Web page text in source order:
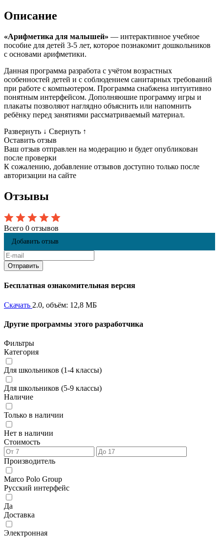
Описание
«Арифметика для малышей» — интерактивное учебное
пособие для детей 3-5 лет, которое познакомит дошкольников
с основами арифметики.
Данная программа разработа с учётом возрастных
особенностей детей и с соблюдением санитарных требований
при работе с компьютером. Программа снабжена интуитивно
понятным интерфейсом. Дополняюшие программу игры и
плакаты позволяют наглядно объяснить или напомнить
ребёнку перед занятиями рассматриваемый материал.
Развернуть ↓ Свернуть ↑
Оставить отзыв
Ваш отзыв отправлен на модерацию и будет опубликован
после проверки
К сожалению, добавление отзывов доступно только после
авторизации на сайте
Отзывы
Всего 0 отзывов
Добавить отзыв
Бесплатная ознакомительная версия
Скачать 2.0, объём: 12,8 МБ
Другие программы этого разработчика
Фильтры
Категория
Для школьников (1-4 классы)
Для школьников (5-9 классы)
Наличие
Только в наличии
Нет в наличии
Стоимость
Производитель
Marco Polo Group
Русский интерфейс
Да
Доставка
Электронная